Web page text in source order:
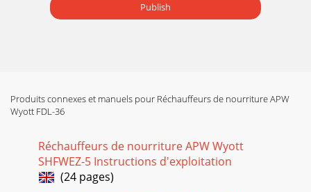
Publish
Produits connexes et manuels pour Réchauffeurs de nourriture APW
Wyott FDL-36
Réchauffeurs de nourriture APW Wyott
SHFWEZ-5 Instructions d'exploitation
(24 pages)